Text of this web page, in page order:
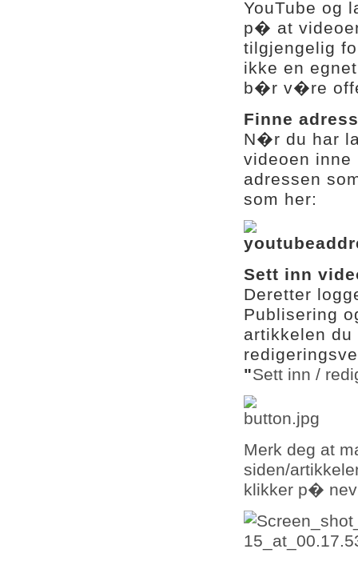
YouTube og
p� at
tilgjengelig
ikke en
b�r v�re
Finne
N�r du har
videoen
adressen
som her:
Sett inn
Deretter
Publisering
artikkelen
"Sett inn /
Merk deg at
siden/
klikker p�